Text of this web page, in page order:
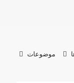
موضوعات